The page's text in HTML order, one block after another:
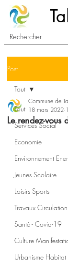
Post
Tout
Services Social
Economie
Environnement
Jeunes Scolaire
Loisirs Sports
Travaux Circulation
Santé - Covid-19
Culture
Urbanisme Habitat
Tout
Le rendez-vous
Commune de
18 mars 2022